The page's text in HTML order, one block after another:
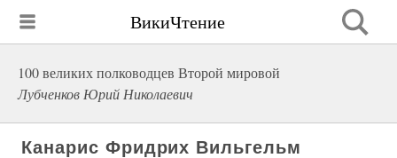
ВикиЧтение
100 великих полководцев Второй мировой
Лубченков Юрий Николаевич
Канарис Фридрих Вильгельм